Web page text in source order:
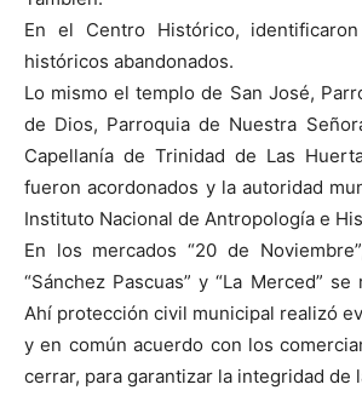
En el Centro Histórico,
históricos abandonados.
Lo mismo el templo de San José,
de Dios, Parroquia de Nuestra
Capellanía de Trinidad de Las
fueron acordonados y la autoridad
Instituto Nacional de Antropología e
En los mercados “20 de
“Sánchez Pascuas” y “La Merced”
Ahí protección civil municipal realizó
y en común acuerdo con los
cerrar, para garantizar la integridad de